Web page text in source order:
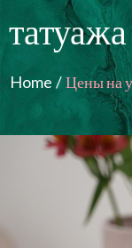
татуажа
Home /Цены на